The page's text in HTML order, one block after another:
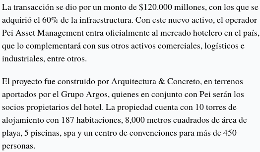
La transacción se dio por un monto de $120.000 millones, con los que se
adquirió el 60% de la infraestructura. Con este nuevo activo, el operador
Pei Asset Management entra oficialmente al mercado hotelero en el país,
que lo complementará con sus otros activos comerciales, logísticos e
industriales, entre otros.
El proyecto fue construido por Arquitectura & Concreto, en terrenos
aportados por el Grupo Argos, quienes en conjunto con Pei serán los
socios propietarios del hotel. La propiedad cuenta con 10 torres de
alojamiento con 187 habitaciones, 8,000 metros cuadrados de área de
playa, 5 piscinas, spa y un centro de convenciones para más de 450
personas.